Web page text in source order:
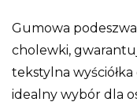
Gumowa
cholewki,
tekstylna
idealny wybór dla